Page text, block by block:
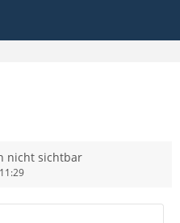
nicht sichtbar